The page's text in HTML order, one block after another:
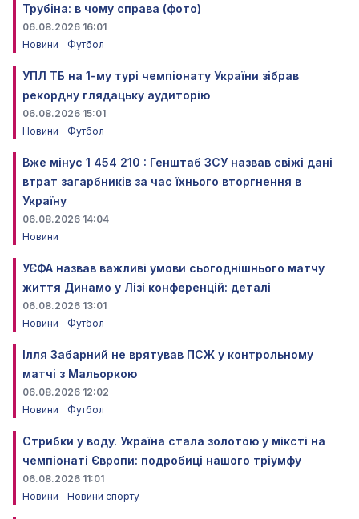
Трубіна: в чому справа (фото)
06.08.2026 16:01
Новини
Футбол
УПЛ ТБ на 1-му турі чемпіонату України зібрав
рекордну глядацьку аудиторію
06.08.2026 15:01
Новини
Футбол
Вже мінус 1 454 210 : Генштаб ЗСУ назвав свіжі дані
втрат загарбників за час їхнього вторгнення в
Україну
06.08.2026 14:04
Новини
УЄФА назвав важливі умови сьогоднішнього матчу
життя Динамо у Лізі конференцій: деталі
06.08.2026 13:01
Новини
Футбол
Ілля Забарний не врятував ПСЖ у контрольному
матчі з Мальоркою
06.08.2026 12:02
Новини
Футбол
Стрибки у воду. Україна стала золотою у міксті на
чемпіонаті Європи: подробиці нашого тріумфу
06.08.2026 11:01
Новини
Новини спорту